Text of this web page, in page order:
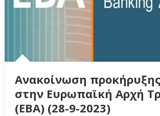
Ανακοίνωση
στην Ευρωπαϊκή Αρχή
(EBA) (28-9-2023)